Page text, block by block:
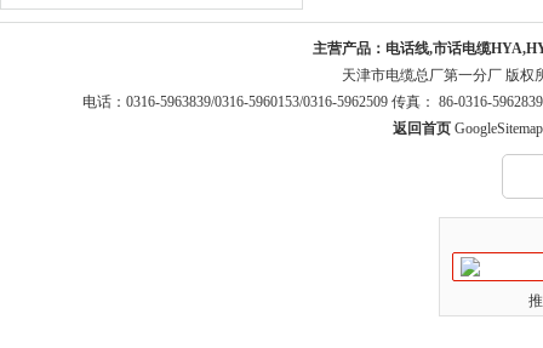
主营产品： 电话线,市话电缆
天津市电缆总厂第一分厂 版权
电话：0316-5963839/0316-5960153/0316-5962509 传真： 86-0316-
返回首页 GoogleSitemap